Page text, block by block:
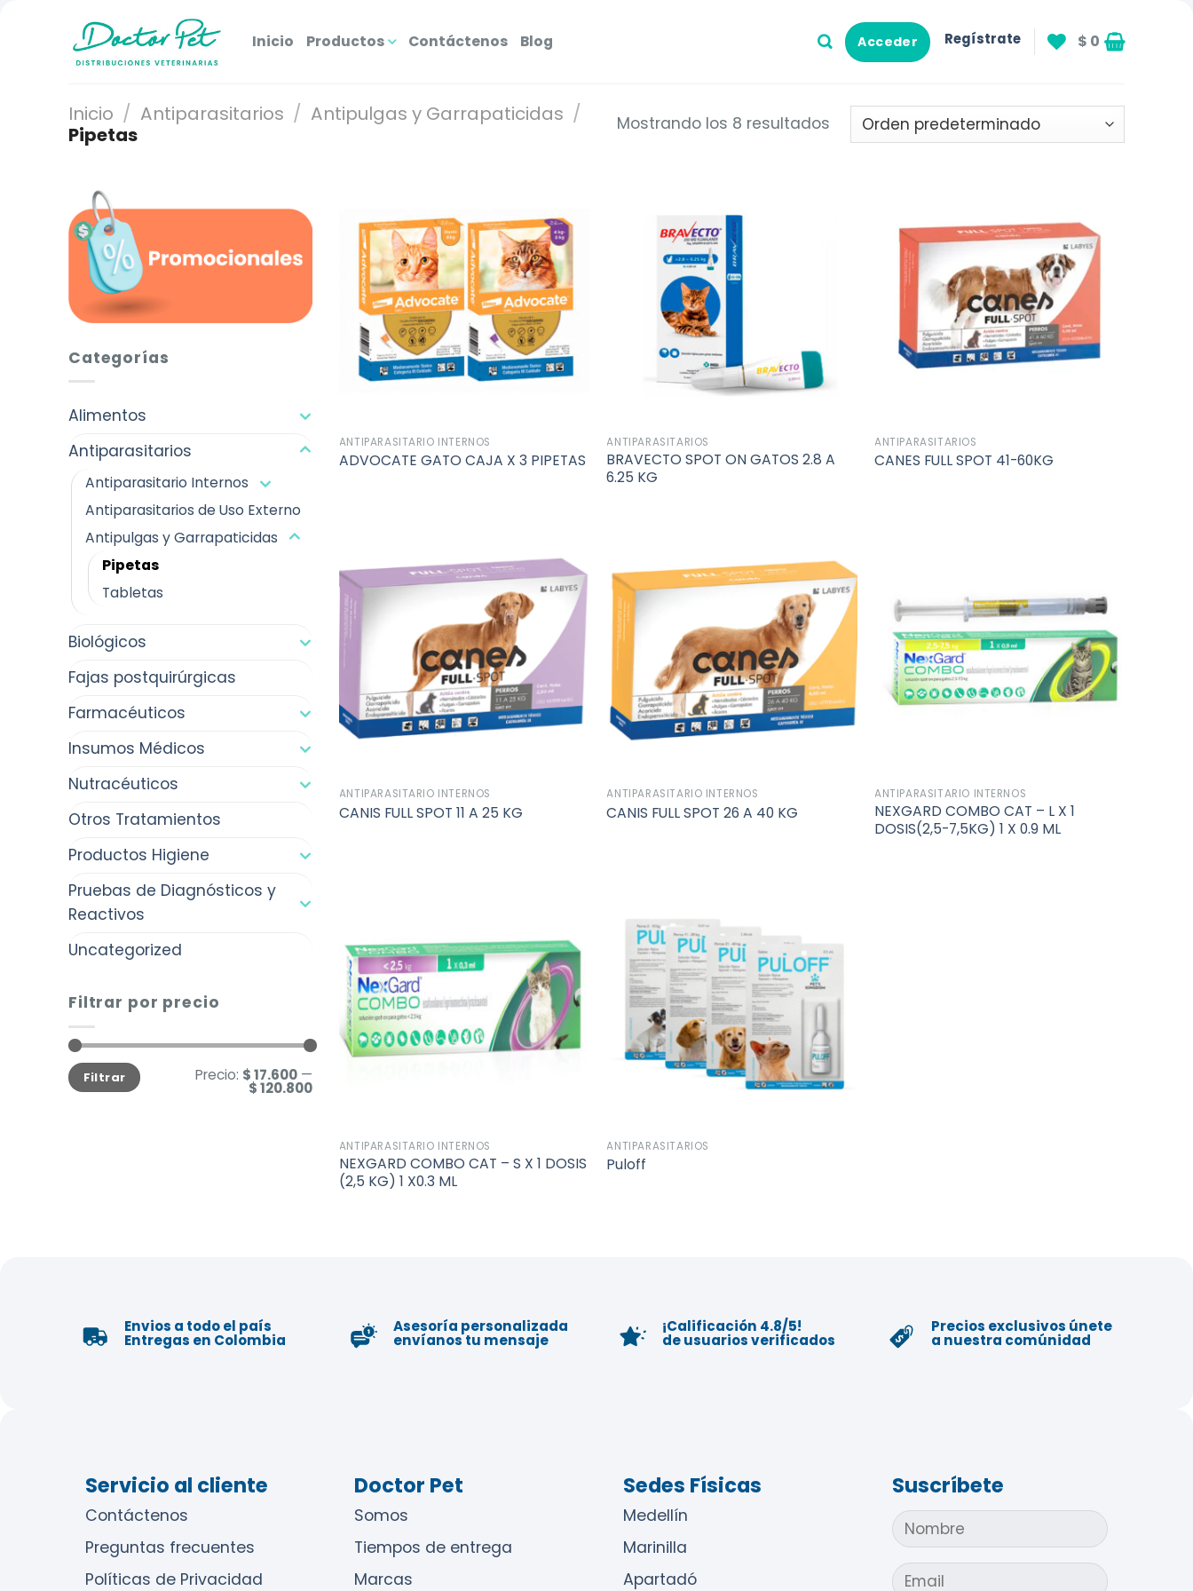
contenido
Inicio Productos Contáctenos Blog Acceder Regístrate $ 0
Inicio / Antiparasitarios / Antipulgas y Garrapaticidas /
Pipetas
Mostrando los 8 resultados
Categorías
Alimentos
Antiparasitarios
Antiparasitario Internos
Antiparasitarios de Uso Externo
Antipulgas y Garrapaticidas
Pipetas
Tabletas
Biológicos
Fajas postquirúrgicas
Farmacéuticos
Insumos Médicos
Nutracéuticos
Otros Tratamientos
Productos Higiene
Pruebas de Diagnósticos y
Reactivos
Uncategorized
Filtrar por precio
Precio
mínimo
Precio
máximo
Filtrar Precio: $ 17.600 —
$ 120.800
Añadir
a la
lista de
deseos
ANTIPARASITARIO INTERNOS
ADVOCATE GATO CAJA X 3 PIPETAS
ANTIPARASITARIOS
BRAVECTO SPOT ON GATOS 2.8 A
6.25 KG
Añadir
a la
lista de
deseos
ANTIPARASITARIOS
CANES FULL SPOT 41-60KG
Añadir
a la
lista de
deseos
ANTIPARASITARIO INTERNOS
CANIS FULL SPOT 11 A 25 KG
Añadir
a la
lista de
deseos
ANTIPARASITARIO INTERNOS
CANIS FULL SPOT 26 A 40 KG
lista de
ANTIPARASITARIO INTERNOS
NEXGARD COMBO CAT – L X 1
DOSIS(2,5-7,5KG) 1 X 0.9 ML
a la
lista de
deseos
ANTIPARASITARIO INTERNOS
NEXGARD COMBO CAT – S X 1 DOSIS
(2,5 KG) 1 X0.3 ML
a la
lista de
deseos
ANTIPARASITARIOS
Puloff
Envios a todo el país
Entregas en Colombia
Asesoría personalizada
envíanos tu mensaje
¡Calificación 4.8/5!
de usuarios verificados
Precios exclusivos únete
a nuestra comúnidad
Servicio al cliente
Contáctenos
Preguntas frecuentes
Políticas de Privacidad
Doctor Pet
Somos
Tiempos de entrega
Marcas
Sedes Físicas
Medellín
Marinilla
Apartadó
Suscríbete